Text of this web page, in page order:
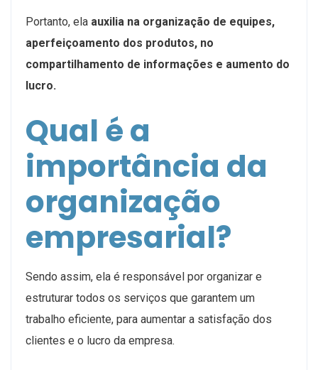
Portanto, ela auxilia na organização de equipes,
aperfeiçoamento dos produtos, no
compartilhamento de informações e aumento do
lucro.
Qual é a
importância da
organização
empresarial?
Sendo assim, ela é responsável por organizar e
estruturar todos os serviços que garantem um
trabalho eficiente, para aumentar a satisfação dos
clientes e o lucro da empresa.